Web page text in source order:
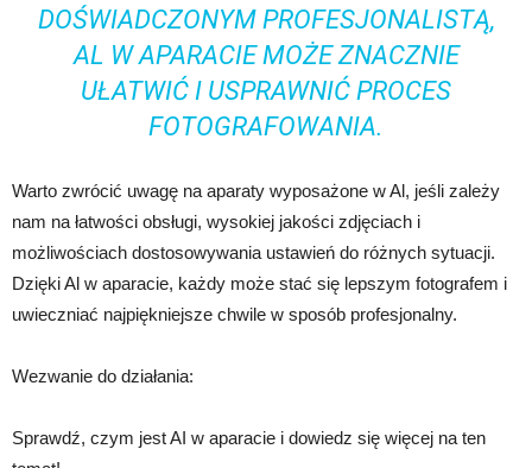
DOŚWIADCZONYM PROFESJONALISTĄ,
AL W APARACIE MOŻE ZNACZNIE
UŁATWIĆ I USPRAWNIĆ PROCES
FOTOGRAFOWANIA.
Warto zwrócić uwagę na aparaty wyposażone w Al, jeśli zależy
nam na łatwości obsługi, wysokiej jakości zdjęciach i
możliwościach dostosowywania ustawień do różnych sytuacji.
Dzięki Al w aparacie, każdy może stać się lepszym fotografem i
uwieczniać najpiękniejsze chwile w sposób profesjonalny.
Wezwanie do działania:
Sprawdź, czym jest AI w aparacie i dowiedz się więcej na ten